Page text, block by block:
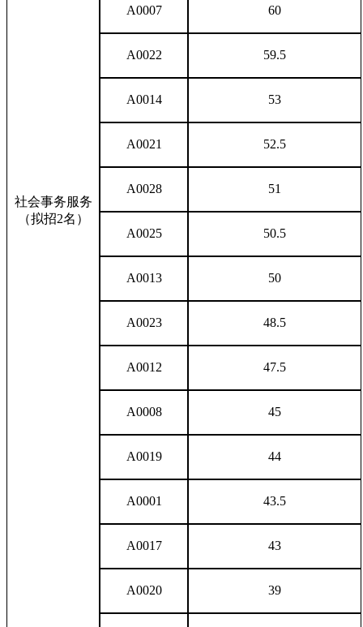
社会事务服务
（拟招2名）
A0007 60
A0022 59.5
A0014 53
A0021 52.5
A0028 51
A0025 50.5
A0013 50
A0023 48.5
A0012 47.5
A0008 45
A0019 44
A0001 43.5
A0017 43
A0020 39